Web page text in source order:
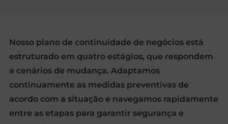
Nosso plano de continuidade de negócios está
estruturado em quatro estágios, que respondem
a cenários de mudança. Adaptamos
continuamente as medidas preventivas de
acordo com a situação e navegamos rapidamente
entre as etapas para garantir segurança e